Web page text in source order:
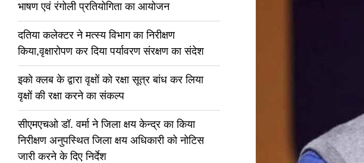
भाषण एवं रंगोली प्रतियोगिता का आयोजन
दतिया कलेक्टर ने मत्स्य विभाग का निरीक्षण
किया,वृक्षारोपण कर दिया पर्यावरण संरक्षण का संदेश
इको क्लब के द्वारा वृक्षों को रक्षा सूत्र बांध कर लिया
वृक्षों की रक्षा करने का संकल्प
सीएमएचओ डॉ. वर्मा ने जिला क्षय केन्द्र का किया
निरीक्षण अनुपस्थित जिला क्षय अधिकारी को नोटिस
जारी करने के दिए निर्देश